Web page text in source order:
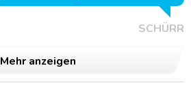
SCHÜRR
Mehr anzeigen